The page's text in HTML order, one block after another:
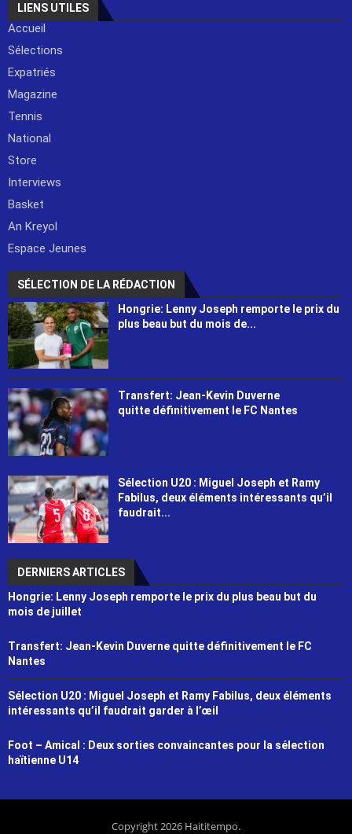
LIENS UTILES
Accueil
Sélections
Expatriés
Magazine
Tennis
National
Store
Interviews
Basket
An Kreyol
Espace Jeunes
SÉLECTION DE LA RÉDACTION
Hongrie: Lenny Joseph remporte le prix du
plus beau but du mois de...
Transfert: Jean-Kevin Duverne
quitte définitivement le FC Nantes
Sélection U20 : Miguel Joseph et Ramy
Fabilus, deux éléments intéressants qu’il
faudrait...
DERNIERS ARTICLES
Hongrie: Lenny Joseph remporte le prix du plus beau but du
mois de juillet
Transfert: Jean-Kevin Duverne quitte définitivement le FC
Nantes
Sélection U20 : Miguel Joseph et Ramy Fabilus, deux éléments
intéressants qu’il faudrait garder à l’œil
Foot – Amical : Deux sorties convaincantes pour la sélection
haïtienne U14
Copyright 2026 Haititempo.